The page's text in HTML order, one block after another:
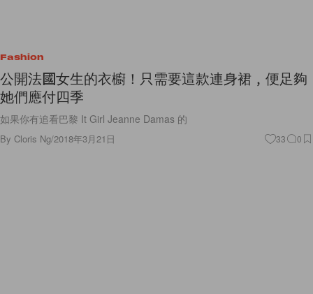
Fashion
公開法國女生的衣櫥！只需要這款連身裙﹐便足夠
她們應付四季
如果你有追看巴黎 It Girl Jeanne Damas 的
By Cloris Ng/2018年3月21日 33 0